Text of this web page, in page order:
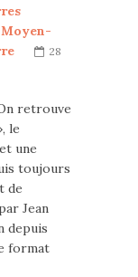
Moyen-
28
retrouve
le
une
toujours
de
Jean
depuis
format